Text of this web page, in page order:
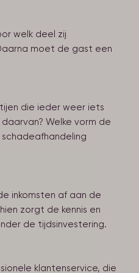
welk deel zij
moet de gast een
die ieder weer iets
Welke vorm de
inkomsten af aan de
zorgt de kennis en
de tijdsinvestering.
klantenservice, die